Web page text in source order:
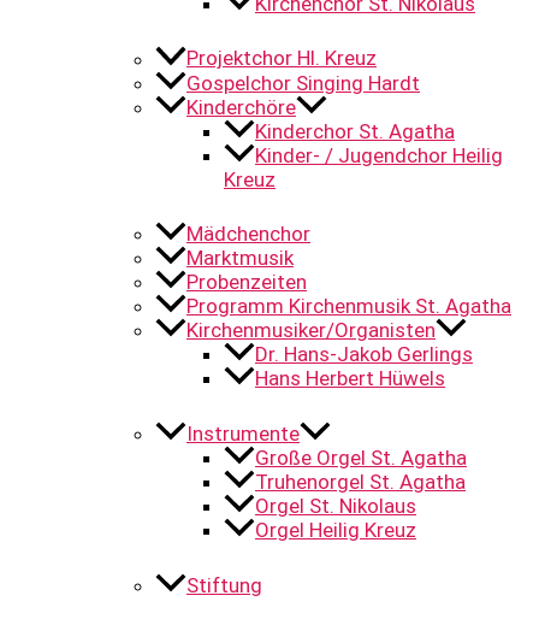
Projektchor Hl. Kreuz
Gospelchor Singing Hardt
Kinderchöre
Kinderchor St. Agatha
Kinder- / Jugendchor Heilig
Kreuz
Mädchenchor
Marktmusik
Probenzeiten
Programm Kirchenmusik St. Agatha
Kirchenmusiker/Organisten
Dr. Hans-Jakob Gerlings
Hans Herbert Hüwels
Instrumente
Große Orgel St. Agatha
Truhenorgel St. Agatha
Orgel St. Nikolaus
Orgel Heilig Kreuz
Stiftung